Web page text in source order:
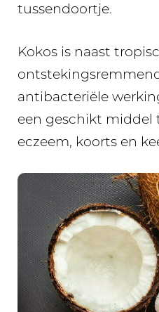
tussendoortje.
Kokos is naast
antibacteriële
een geschikt middel
eczeem, koorts en